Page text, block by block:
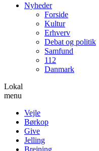
Nyheder
Forside
Kultur
Erhverv
Debat og politik
Samfund
112
Danmark
Lokal
menu
Vejle
Børkop
Give
Jelling
Brejning